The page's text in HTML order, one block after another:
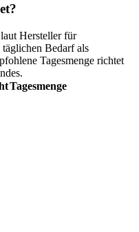
Hersteller für
täglichen Bedarf als
Tagesmenge richtet
Tagesmenge